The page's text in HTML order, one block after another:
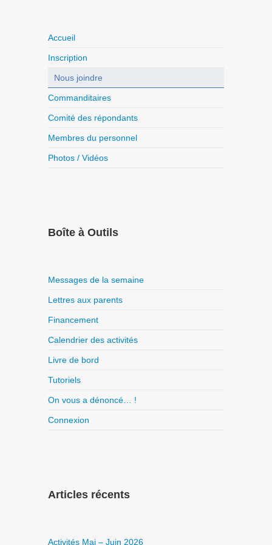
Accueil
Inscription
Nous joindre
Commanditaires
Comité des répondants
Membres du personnel
Photos / Vidéos
Boîte à Outils
Messages de la semaine
Lettres aux parents
Financement
Calendrier des activités
Livre de bord
Tutoriels
On vous a dénoncé… !
Connexion
Articles récents
Activités Mai – Juin 2026